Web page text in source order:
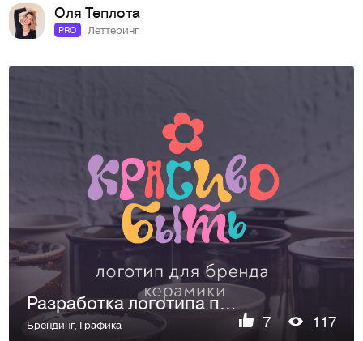
Оля Теплота
PRO Леттеринг
Разработка логотипа поэтапно
Брендинг, Графика 7 117